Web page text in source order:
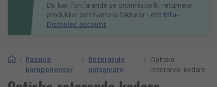
Du kan fortfarande se orderhistorik, returnera
produkter och hantera fakturor i ditt Elfa-
Distrelec account
/ Passiva
komponenter
/ Roterande
pulsgivare
/ Optiska
roterande kodare